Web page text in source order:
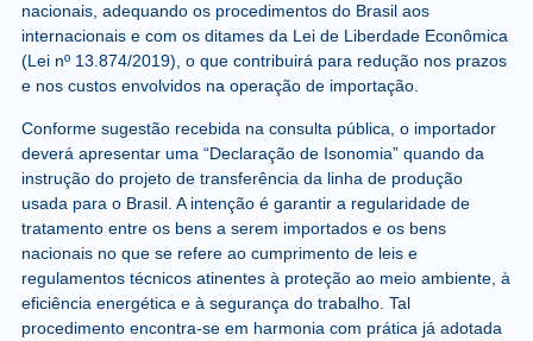
nacionais, adequando os procedimentos do Brasil aos
internacionais e com os ditames da Lei de Liberdade Econômica
(Lei nº 13.874/2019), o que contribuirá para redução nos prazos
e nos custos envolvidos na operação de importação.
Conforme sugestão recebida na consulta pública, o importador
deverá apresentar uma “Declaração de Isonomia” quando da
instrução do projeto de transferência da linha de produção
usada para o Brasil. A intenção é garantir a regularidade de
tratamento entre os bens a serem importados e os bens
nacionais no que se refere ao cumprimento de leis e
regulamentos técnicos atinentes à proteção ao meio ambiente, à
eficiência energética e à segurança do trabalho. Tal
procedimento encontra-se em harmonia com prática já adotada